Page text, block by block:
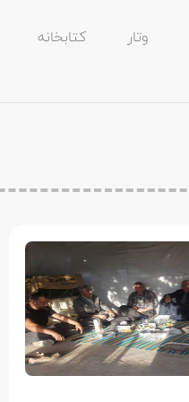
وتار کتابخانه